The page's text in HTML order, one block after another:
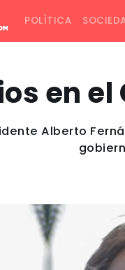
POLÍTICA
en el
Alberto